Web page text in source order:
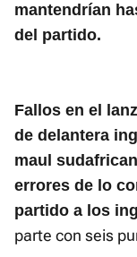
mantendrían
del partido.
Fallos en el
de delantera
maul
errores de lo
partido a los
parte con seis